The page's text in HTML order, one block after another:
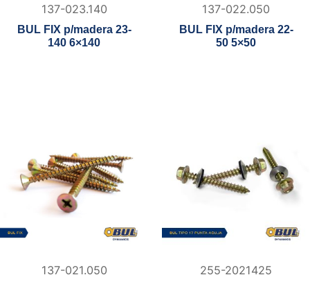
137-023.140
BUL FIX p/madera 23-
140 6×140
137-022.050
BUL FIX p/madera 22-
50 5×50
137-021.050 255-2021425